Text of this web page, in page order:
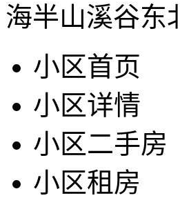
海半山溪谷东
小区首页
小区详情
小区二手房
小区租房